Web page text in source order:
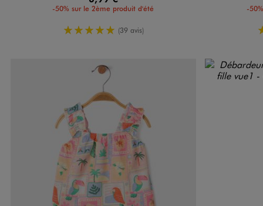
-50% sur le 2ème produit d'été
5/5 de moyenne
(39 avis)
-